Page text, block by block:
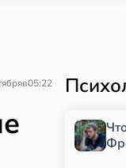
в05:22